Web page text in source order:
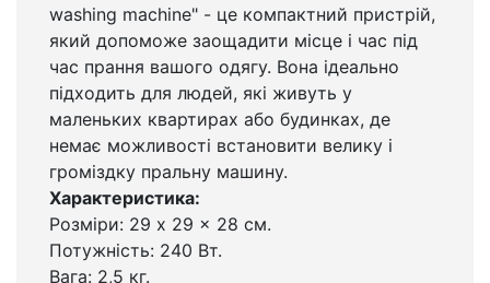
washing machine" - це компактний пристрій,
який допоможе заощадити місце і час під
час прання вашого одягу. Вона ідеально
підходить для людей, які живуть у
маленьких квартирах або будинках, де
немає можливості встановити велику і
громіздку пральну машину.
Характеристика:
Розміри: 29 x 29 x 28 см.
Потужність: 240 Вт.
Вага: 2,5 кг.